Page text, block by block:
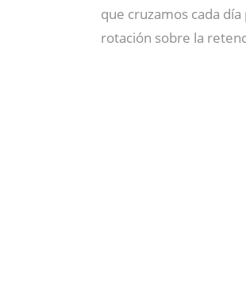
que cruzamos cada
rotación sobre la